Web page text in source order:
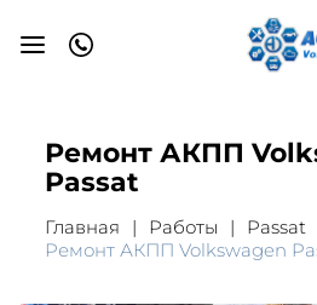
Ремонт АКПП
Passat
Главная Работы
Passat
Ремонт АКПП Volkswagen